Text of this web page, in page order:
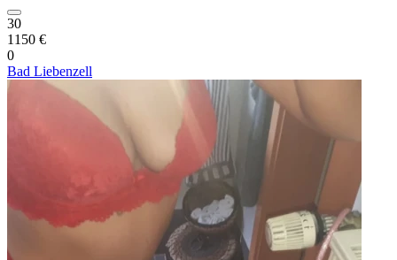
30
1150 €
0
Bad Liebenzell